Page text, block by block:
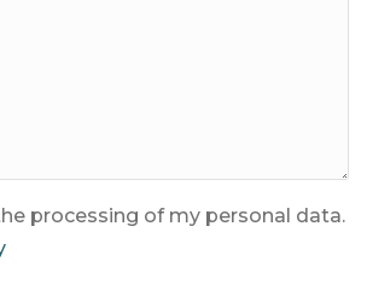
processing of my personal data.